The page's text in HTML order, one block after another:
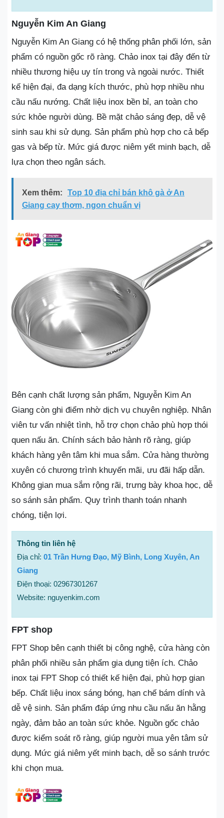
Nguyễn Kim An Giang
Nguyễn Kim An Giang có hệ thống phân phối lớn, sản
phẩm có nguồn gốc rõ ràng. Chảo inox tại đây đến từ
nhiều thương hiệu uy tín trong và ngoài nước. Thiết
kế hiện đại, đa dạng kích thước, phù hợp nhiều nhu
cầu nấu nướng. Chất liệu inox bền bỉ, an toàn cho
sức khỏe người dùng. Bề mặt chảo sáng đẹp, dễ vệ
sinh sau khi sử dụng. Sản phẩm phù hợp cho cả bếp
gas và bếp từ. Mức giá được niêm yết minh bạch, dễ
lựa chọn theo ngân sách.
Xem thêm:
Top 10 địa chỉ bán khô gà ở An
Giang cay thơm, ngon chuẩn vị
Bên cạnh chất lượng sản phẩm, Nguyễn Kim An
Giang còn ghi điểm nhờ dịch vụ chuyên nghiệp. Nhân
viên tư vấn nhiệt tình, hỗ trợ chọn chảo phù hợp thói
quen nấu ăn. Chính sách bảo hành rõ ràng, giúp
khách hàng yên tâm khi mua sắm. Cửa hàng thường
xuyên có chương trình khuyến mãi, ưu đãi hấp dẫn.
Không gian mua sắm rộng rãi, trưng bày khoa học, dễ
so sánh sản phẩm. Quy trình thanh toán nhanh
chóng, tiện lợi.
Thông tin liên hệ
Địa chỉ: 01 Trần Hưng Đạo, Mỹ Bình, Long Xuyên, An
Giang
Điện thoại: 02967301267
Website: nguyenkim.com
FPT shop
FPT Shop bên cạnh thiết bị công nghệ, cửa hàng còn
phân phối nhiều sản phẩm gia dụng tiện ích. Chảo
inox tại FPT Shop có thiết kế hiện đại, phù hợp gian
bếp. Chất liệu inox sáng bóng, hạn chế bám dính và
dễ vệ sinh. Sản phẩm đáp ứng nhu cầu nấu ăn hằng
ngày, đảm bảo an toàn sức khỏe. Nguồn gốc chảo
được kiểm soát rõ ràng, giúp người mua yên tâm sử
dụng. Mức giá niêm yết minh bạch, dễ so sánh trước
khi chọn mua.